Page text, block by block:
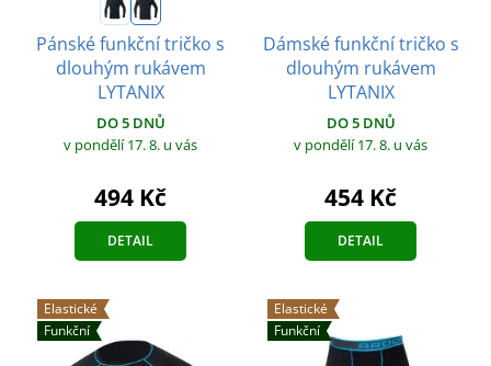
Pánské funkční tričko s
dlouhým rukávem
LYTANIX
DO 5 DNŮ
v pondělí 17. 8. u vás
494 Kč
DETAIL
Dámské funkční tričko s
dlouhým rukávem
LYTANIX
DO 5 DNŮ
v pondělí 17. 8. u vás
454 Kč
DETAIL
Elastické
Funkční
Elastické
Funkční